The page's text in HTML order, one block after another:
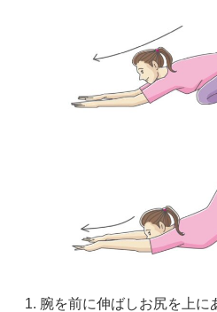
腕を前に伸ばしお尻を上に